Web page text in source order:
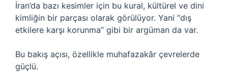
İran’da bazı kesimler için bu kural, kültürel ve dini
kimliğin bir parçası olarak görülüyor. Yani “dış
etkilere karşı korunma” gibi bir argüman da var.
Bu bakış açısı, özellikle muhafazakâr çevrelerde
güçlü.